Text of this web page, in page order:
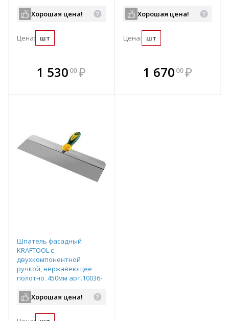
Хорошая цена!
Цена: шт
1 530 00 ₽
В комплекте
всегда выгоднее!
Хорошая цена!
Цена: шт
В комплекте
всегда выгоднее!
1 670 00 ₽
Шпатель фасадный
KRAFTOOL с
двухкомпонентной
ручкой, нержавеющее
полотно, 450мм арт.10036-
Хорошая цена!